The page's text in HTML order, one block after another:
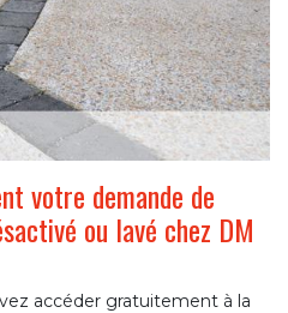
votre demande de
ou lavé chez DM
accéder gratuitement à la